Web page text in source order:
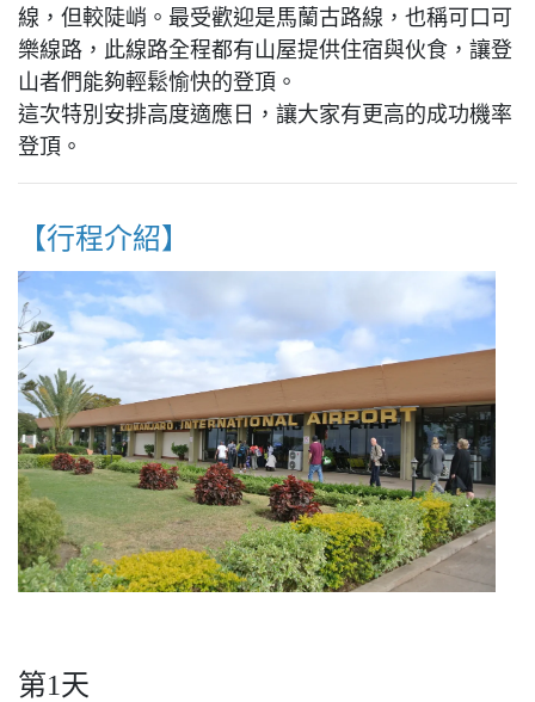
線，但較陡峭。最受歡迎是馬蘭古路線，也稱可口可
樂線路，此線路全程都有山屋提供住宿與伙食，讓登
山者們能夠輕鬆愉快的登頂。
這次特別安排高度適應日，讓大家有更高的成功機率
登頂。
【行程介紹】
第1天